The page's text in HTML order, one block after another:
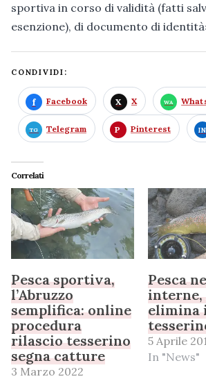
sportiva in corso di validità (fatti
esenzione), di documento di
CONDIVIDI:
Facebook X
Telegram Pinterest
Correlati
Pesca sportiva,
l’Abruzzo
semplifica: online
procedura
rilascio tesserino
segna catture
3 Marzo 2022
Pesca
interne,
elimina
5 Aprile
In "News"